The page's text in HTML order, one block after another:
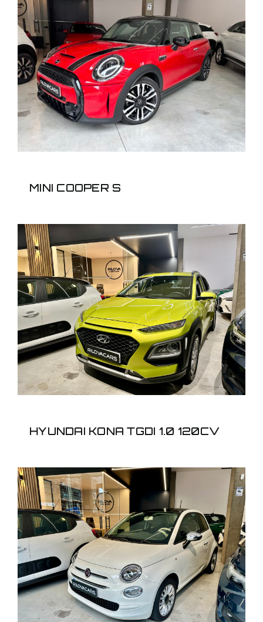
MINI COOPER S
MINI COOPER S
HYUNDAI KONA TGDI 1.0
120CV
HYUNDAI KONA TGDI 1.0 120CV
FIAT 500 LOUNGE